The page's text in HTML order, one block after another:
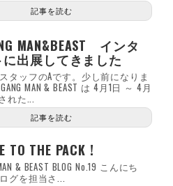
記事を読む
MAN&BEAST インタ
出展してきました
タッフのAです。少し前になりま
MAN & BEAST は 4月1日 ～ 4月
れた...
記事を読む
TO THE PACK !
& BEAST BLOG No.19 こんにち
グを担当さ...